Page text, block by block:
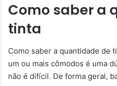
Como saber a
tinta
Como saber a quantidade de
um ou mais cômodos é uma
não é difícil. De forma geral,